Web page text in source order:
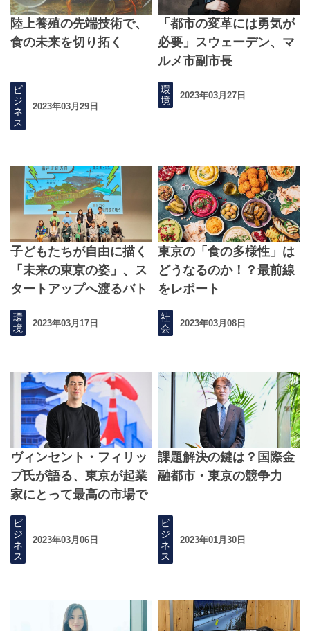
陸上養殖の先端技術で、
食の未来を切り拓く
ビ
ジ
ネ
ス
2023年03月29日
「都市の変革には勇気が
必要」スウェーデン、マ
ルメ市副市長
環
境
2023年03月27日
子どもたちが自由に描く
「未来の東京の姿」、ス
タートアップへ渡るバト
ン
環
境
2023年03月17日
東京の「食の多様性」は
どうなるのか！？最前線
をレポート
社
会
2023年03月08日
ヴィンセント・フィリッ
プ氏が語る、東京が起業
家にとって最高の市場で
ある理由
ビ
ジ
ネ
ス
2023年03月06日
課題解決の鍵は？国際金
融都市・東京の競争力
ビ
ジ
ネ
ス
2023年01月30日